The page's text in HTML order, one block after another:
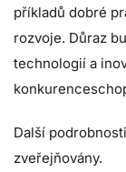
příkladů dobré
rozvoje. Důraz
technologií a
Další
zveřejňovány.